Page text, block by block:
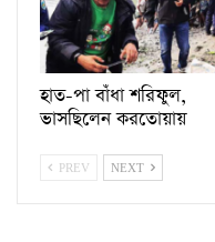
হাত-পা বাঁধা শরিফুল,
ভাসছিলেন করতোয়ায়
PREV NEXT